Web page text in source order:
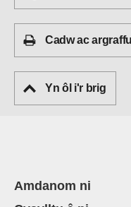
Cadw ac
Yn ôl i'r brig
Amdanom ni